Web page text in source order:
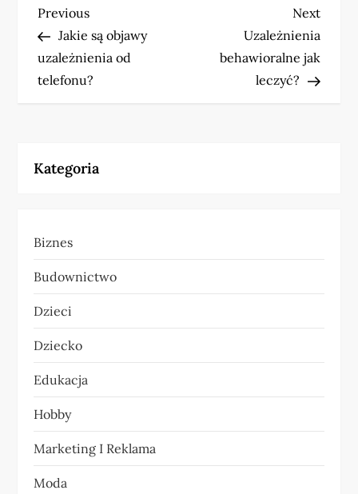
N
a
w
g
c
j
a
w
p
i
s
u
Previous
Post
Previous
Jakie są objawy
uzależnienia od
telefonu?
Next
Post
Next
Uzależnienia
behawioralne jak
leczyć?
Kategoria
Biznes
Budownictwo
Dzieci
Dziecko
Edukacja
Hobby
Marketing I Reklama
Moda